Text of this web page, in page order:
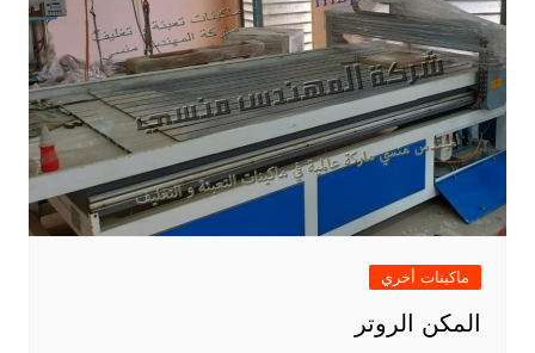
ماكينات أخري
المكن الروتر